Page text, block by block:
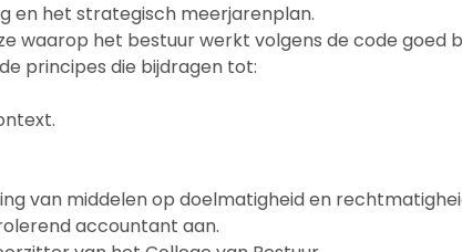
en het strategisch meerjarenplan.
waarop het bestuur werkt volgens de code goed
principes die bijdragen tot:
van middelen op doelmatigheid en
accountant aan.